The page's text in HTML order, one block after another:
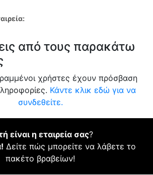
από τους παρακάτω
χρήστες έχουν πρόσβαση
Κάντε κλικ εδώ για να
συνδεθείτε.
είναι η εταιρεία σας?
Δείτε πώς μπορείτε να λάβετε το
πακέτο βραβείων!